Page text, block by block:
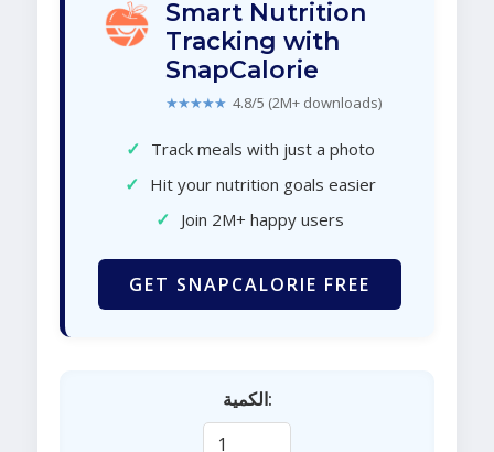
Smart Nutrition
Tracking with
SnapCalorie
★★★★★ 4.8/5 (2M+ downloads)
✓ Track meals with just a photo
✓ Hit your nutrition goals easier
✓ Join 2M+ happy users
GET SNAPCALORIE FREE
الكمية: